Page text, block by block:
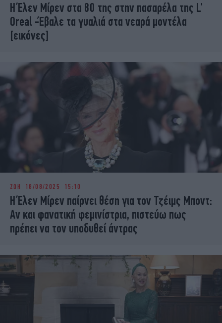
H Έλεν Μίρεν στα 80 της στην πασαρέλα της L'
Oreal -Έβαλε τα γυαλιά στα νεαρά μοντέλα
[εικόνες]
ΖΩΗ 18/08/2025 15:10
Η Έλεν Μίρεν παίρνει θέση για τον Τζέιμς Μποντ:
Αν και φανατική φεμινίστρια, πιστεύω πως
πρέπει να τον υποδυθεί άντρας